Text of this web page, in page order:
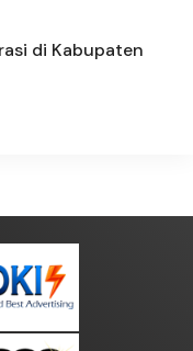
di Kabupaten